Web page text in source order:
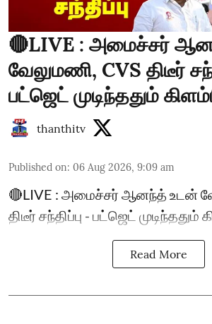
🔴LIVE : அமைச்சர்
வேலுமணி, CVS திடீர்
பட்ஜெட் முடிந்ததும்
thanthitv
Published on: 06 Aug 2026, 9:09 am
🔴LIVE : அமைச்சர் ஆனந்த் உடன்
திடீர் சந்திப்பு - பட்ஜெட் முடிந்ததும்
Read More